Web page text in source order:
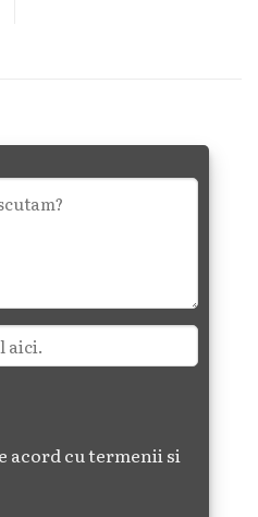
acord cu termenii si